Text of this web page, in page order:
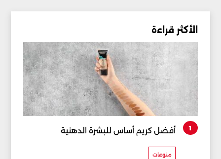
الأكثر قراءة
1 أفضل كريم أساس للبشرة الدهنية
منوعات